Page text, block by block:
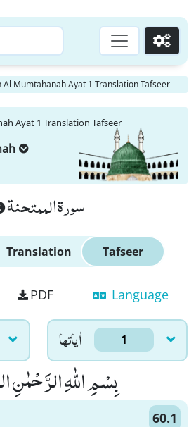
Go
Al Mumtahanah Ayat 1 Translation Tafseer
Ayat 1 Translation Tafseer
سورة الممتحنة
Translation Tafseer
PDF Language
اٰياتها 1
بِسْمِ اللّٰهِ الرَّحْمٰنِ
60.1